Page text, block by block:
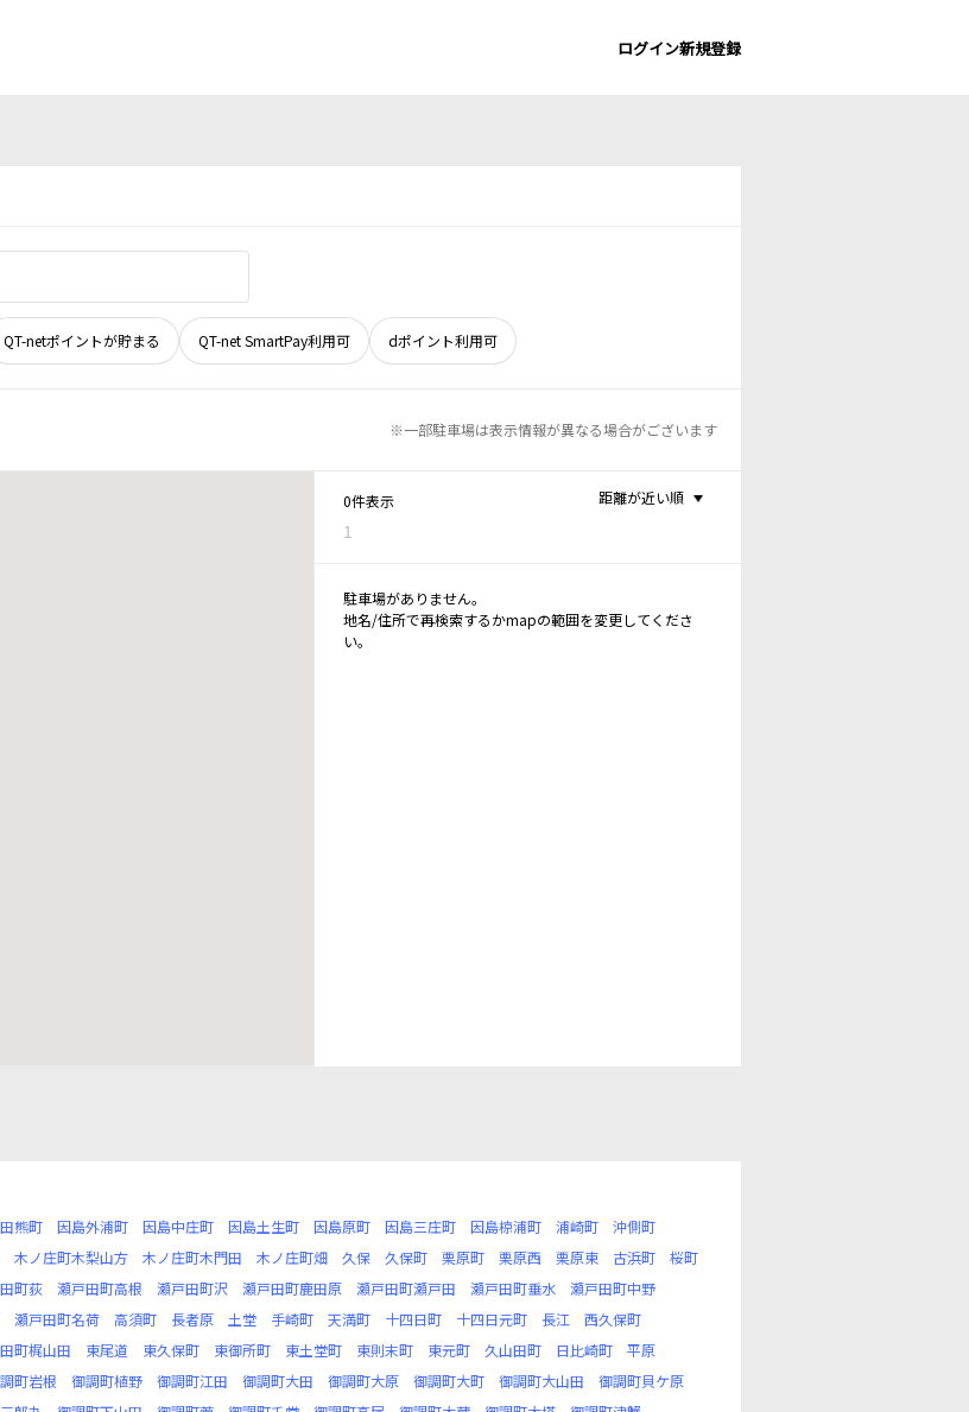
ログイン新規登録
QT-netポイントが貯まる QT-net SmartPay利用可 dポイント利用可
※一部駐車場は表示情報が異なる場合がございます
0件表示
1
距離が近い順
駐車場がありません。
地名/住所で再検索するかmapの範囲を変更してくださ
い。
熊町 因島外浦町 因島中庄町 因島土生町 因島原町 因島三庄町 因島椋浦町 浦崎町
沖側町
木ノ庄町木梨山方 木ノ庄町木門田 木ノ庄町畑 久保 久保町 栗原町 栗原西 栗原東 古浜町
桜町
町荻 瀬戸田町高根 瀬戸田町沢 瀬戸田町鹿田原 瀬戸田町瀬戸田 瀬戸田町垂水
瀬戸田町中野
瀬戸田町名荷 高須町 長者原 土堂 手崎町 天満町 十四日町 十四日元町 長江
西久保町
町梶山田 東尾道 東久保町 東御所町 東土堂町 東則末町 東元町 久山田町 日比崎町
平原
町岩根 御調町植野 御調町江田 御調町大田 御調町大原 御調町大町 御調町大山田
御調町貝ケ原